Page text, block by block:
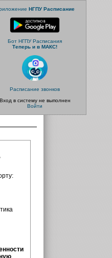
НГПУ Расписание
Бот НГПУ Расписания
Теперь и в МАКС!
Расписание звонков
Вход в систему не выполнен
Войти